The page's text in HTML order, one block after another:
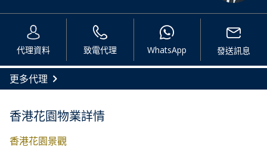
代理資料 致電代理 WhatsApp 發送訊息
更多代理
香港花園物業詳情
香港花園景觀